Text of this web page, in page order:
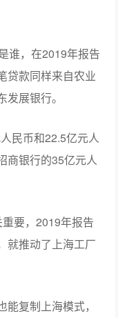
谁，在2019年报告
贷款同样来自农业
展银行。
民币和22.5亿元人
商银行的35亿元人
要，2019年报告
就推动了上海工厂
复制上海模式，